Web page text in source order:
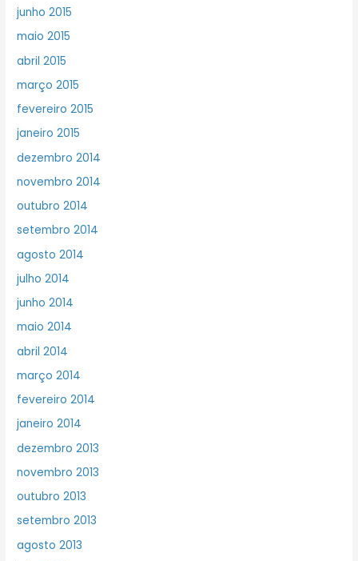
junho 2015
maio 2015
abril 2015
março 2015
fevereiro 2015
janeiro 2015
dezembro 2014
novembro 2014
outubro 2014
setembro 2014
agosto 2014
julho 2014
junho 2014
maio 2014
abril 2014
março 2014
fevereiro 2014
janeiro 2014
dezembro 2013
novembro 2013
outubro 2013
setembro 2013
agosto 2013